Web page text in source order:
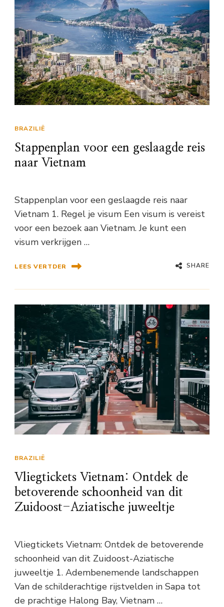
BRAZILIË
Stappenplan voor een geslaagde reis
naar Vietnam
Stappenplan voor een geslaagde reis naar
Vietnam 1. Regel je visum Een visum is vereist
voor een bezoek aan Vietnam. Je kunt een
visum verkrijgen …
LEES VERTDER SHARE
BRAZILIË
Vliegtickets Vietnam: Ontdek de
betoverende schoonheid van dit
Zuidoost-Aziatische juweeltje
Vliegtickets Vietnam: Ontdek de betoverende
schoonheid van dit Zuidoost-Aziatische
juweeltje 1. Adembenemende landschappen
Van de schilderachtige rijstvelden in Sapa tot
de prachtige Halong Bay, Vietnam …